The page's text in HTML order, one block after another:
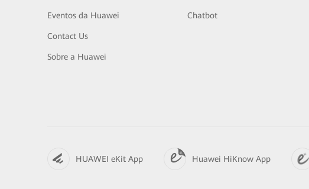
Eventos da Huawei
Contact Us
Sobre a Huawei
Chatbot
HUAWEI eKit App Huawei HiKnow App